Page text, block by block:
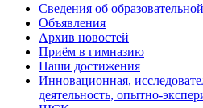
Сведения об
Объявления
Архив новостей
Приём в гимназию
Наши достижения
Инновационная,
деятельность, опытно-